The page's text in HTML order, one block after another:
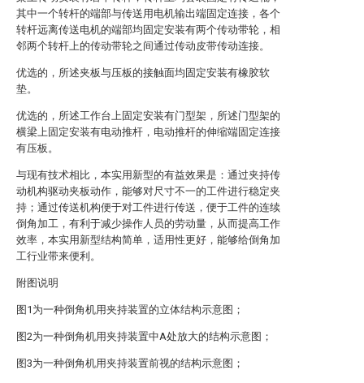
其中一个转杆的端部与传送用电机输出端固定连接，各个
转杆远离传送电机的端部均固定安装有两个传动带轮，相
邻两个转杆上的传动带轮之间通过传动皮带传动连接。
优选的，所述夹板与压板的接触面均固定安装有橡胶软
垫。
优选的，所述工作台上固定安装有门型架，所述门型架的
横梁上固定安装有电动推杆，电动推杆的伸缩端固定连接
有压板。
与现有技术相比，本实用新型的有益效果是：通过夹持传
动机构驱动夹板动作，能够对尺寸不一的工件进行稳定夹
持；通过传送机构便于对工件进行传送，便于工件的连续
倒角加工，有利于减少操作人员的劳动量，从而提高工作
效率，本实用新型结构简单，适用性更好，能够给倒角加
工行业带来便利。
附图说明
图1为一种倒角机用夹持装置的立体结构示意图；
图2为一种倒角机用夹持装置中A处放大的结构示意图；
图3为一种倒角机用夹持装置前视的结构示意图；